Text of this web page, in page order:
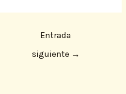
Entrada
siguiente →